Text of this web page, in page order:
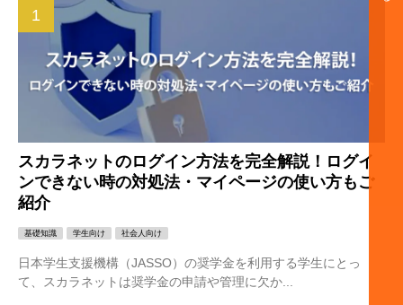
スカラネットのログイン方法を完全解説！ログイ
ンできない時の対処法・マイページの使い方もご
紹介
基礎知識 学生向け 社会人向け
日本学生支援機構（JASSO）の奨学金を利用する学生にとっ
て、スカラネットは奨学金の申請や管理に欠か...